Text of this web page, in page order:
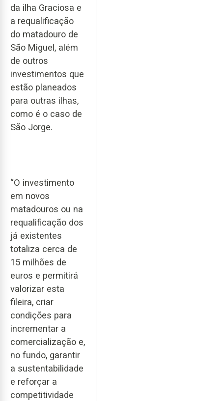
da ilha Graciosa e
a requalificação
do matadouro de
São Miguel, além
de outros
investimentos que
estão planeados
para outras ilhas,
como é o caso de
São Jorge.
“O investimento
em novos
matadouros ou na
requalificação dos
já existentes
totaliza cerca de
15 milhões de
euros e permitirá
valorizar esta
fileira, criar
condições para
incrementar a
comercialização e,
no fundo, garantir
a sustentabilidade
e reforçar a
competitividade